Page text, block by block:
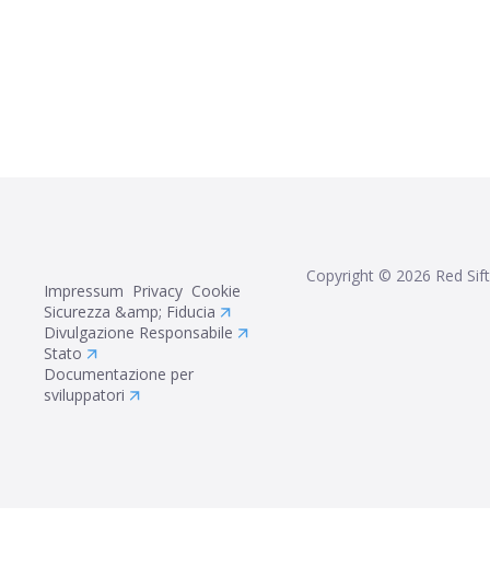
Impressum Privacy Cookie
Sicurezza &amp; Fiducia
Divulgazione Responsabile
Stato
Documentazione per
sviluppatori
Copyright © 2026 Red Sift